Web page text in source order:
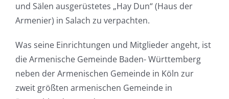
und Sälen ausgerüstetes „Hay Dun“ (Haus der
Armenier) in Salach zu verpachten.
Was seine Einrichtungen und Mitglieder angeht, ist
die Armenische Gemeinde Baden- Württemberg
neben der Armenischen Gemeinde in Köln zur
zweit größten armenischen Gemeinde in